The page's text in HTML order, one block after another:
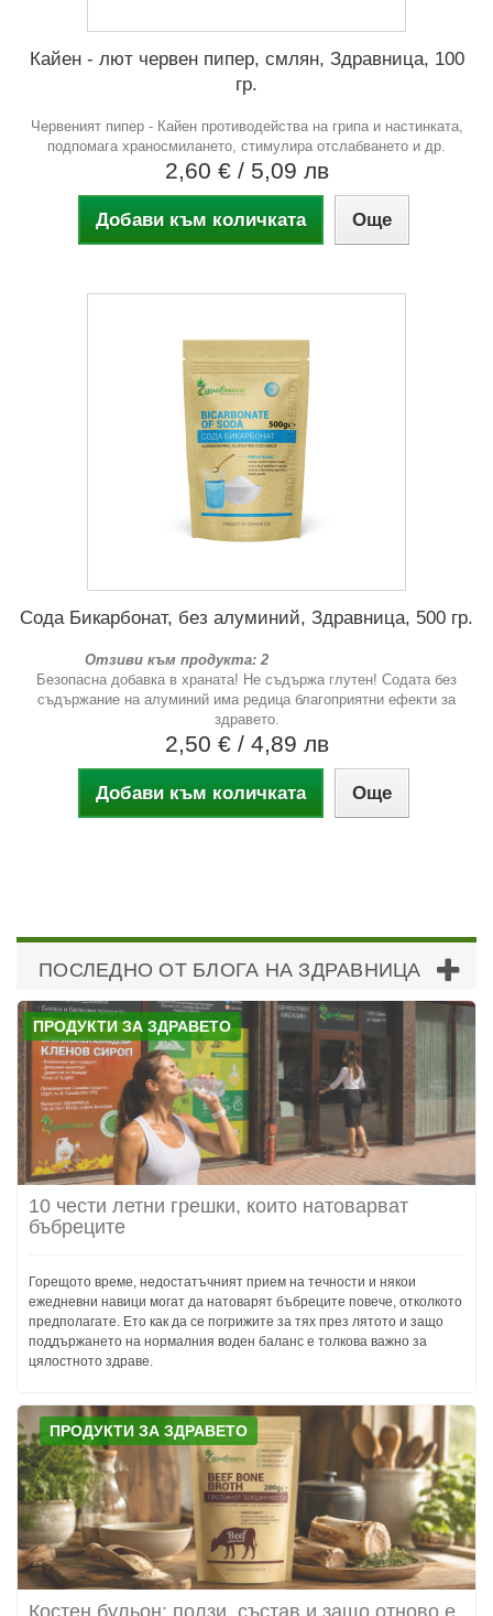
Кайен - лют червен пипер, смлян, Здравница, 100
гр.
Червеният пипер - Кайен противодейства на грипа и настинката,
подпомага храносмилането, стимулира отслабването и др.
2,60 € / 5,09 лв
Добави към количката Още
Сода Бикарбонат, без алуминий, Здравница, 500 гр.
Отзиви към продукта: 2
Безопасна добавка в храната! Не съдържа глутен! Содата без
съдържание на алуминий има редица благоприятни ефекти за
здравето.
2,50 € / 4,89 лв
Добави към количката Още
ПОСЛЕДНО ОТ БЛОГА НА ЗДРАВНИЦА
ПРОДУКТИ ЗА ЗДРАВЕТО
10 чести летни грешки, които натоварват
бъбреците
Горещото време, недостатъчният прием на течности и някои
ежедневни навици могат да натоварят бъбреците повече, отколкото
предполагате. Ето как да се погрижите за тях през лятото и защо
поддържането на нормалния воден баланс е толкова важно за
цялостното здраве.
ПРОДУКТИ ЗА ЗДРАВЕТО
Костен бульон: ползи, състав и защо отново е